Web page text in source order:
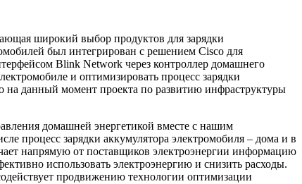
широкий выбор продуктов для зарядки
был интегрирован с решением Cisco для
Blink Network через контроллер домашнего
и оптимизировать процесс зарядки
на данный момент проекта по развитию инфраструктуры
домашней энергетикой вместе с нашим
процесс зарядки аккумулятора электромобиля – дома и в
напрямую от поставщиков электроэнергии информацию
использовать электроэнергию и снизить расходы.
продвижению технологии оптимизации